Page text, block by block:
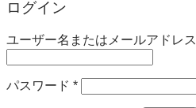
ログイン
ユーザー名またはメールアドレス
パスワード *必